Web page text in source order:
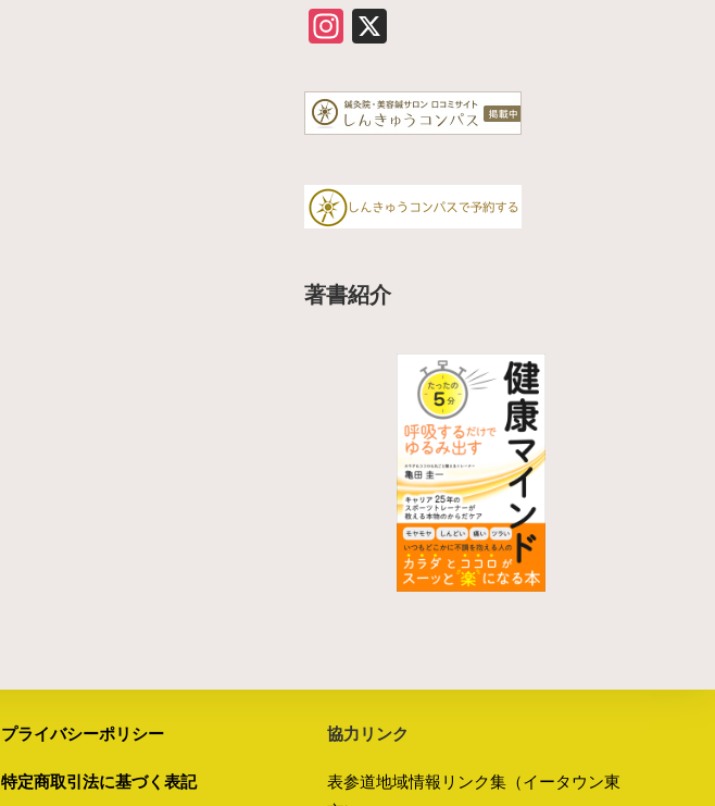
In
st
a
gr
m
著書紹介
プライバシーポリシー
特定商取引法に基づく表記
協力リンク
表参道地域情報リンク集（イータウン東